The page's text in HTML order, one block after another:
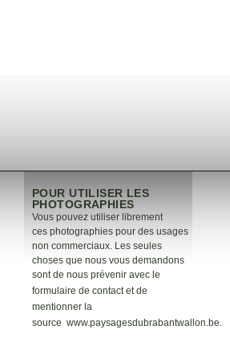
POUR UTILISER LES
PHOTOGRAPHIES
Vous pouvez utiliser librement
ces photographies pour des usages
non commerciaux. Les seules
choses que nous vous demandons
sont de nous prévenir avec le
formulaire de contactet de
mentionner la
source www.paysagesdubrabantwallon.be.